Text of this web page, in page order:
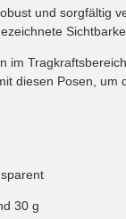
und sorgfältig
im
diesen Posen, um
30 g